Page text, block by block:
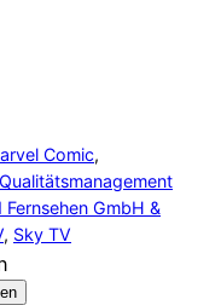
Comic
Qualitätsmanagement
GmbH &
, Sky TV